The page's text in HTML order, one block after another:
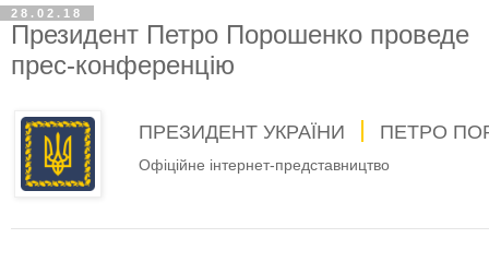
28.02.18
Президент Петро Порошенко проведе
прес-конференцію
ПРЕЗИДЕНТ УКРАЇНИ ПЕТРО
Офіційне інтернет-представництво